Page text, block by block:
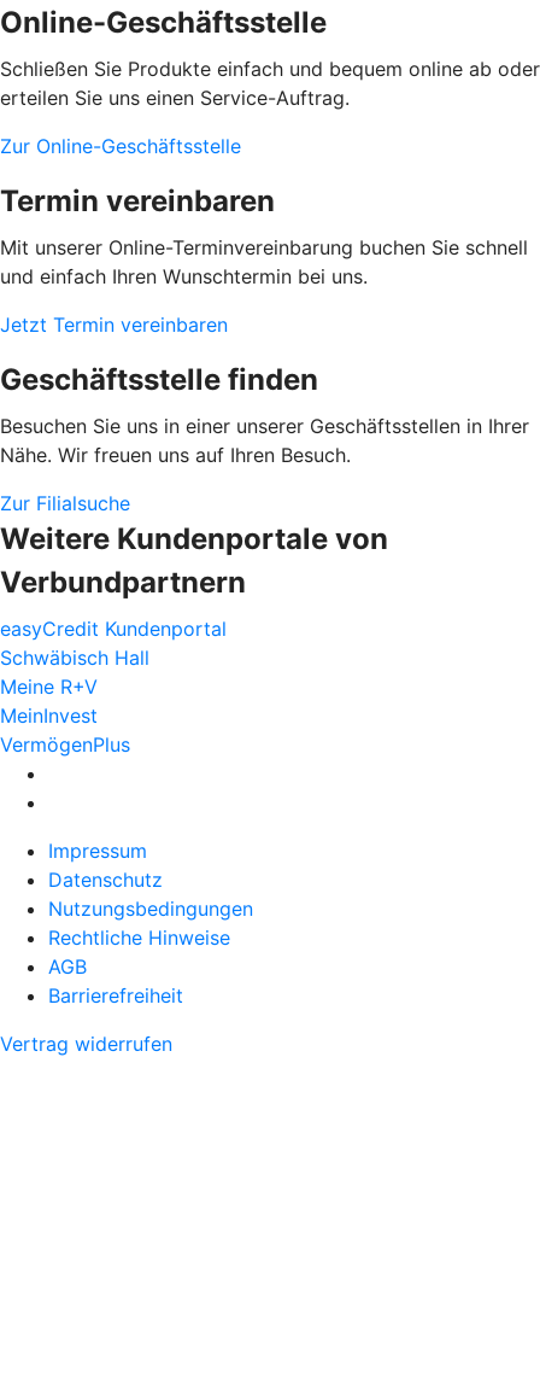
Online-Geschäftsstelle
Schließen Sie Produkte einfach und bequem online ab oder
erteilen Sie uns einen Service-Auftrag.
Zur Online-Geschäftsstelle
Termin vereinbaren
Mit unserer Online-Terminvereinbarung buchen Sie schnell
und einfach Ihren Wunschtermin bei uns.
Jetzt Termin vereinbaren
Geschäftsstelle finden
Besuchen Sie uns in einer unserer Geschäftsstellen in Ihrer
Nähe. Wir freuen uns auf Ihren Besuch.
Zur Filialsuche
Weitere Kundenportale von
Verbundpartnern
easyCredit Kundenportal
Schwäbisch Hall
Meine R+V
MeinInvest
VermögenPlus
Impressum
Datenschutz
Nutzungsbedingungen
Rechtliche Hinweise
AGB
Barrierefreiheit
Vertrag widerrufen